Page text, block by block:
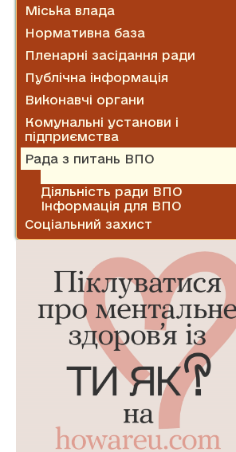
Міська влада
Нормативна база
Пленарні засідання ради
Публічна інформація
Виконавчі органи
Комунальні установи і
підприємства
Рада з питань ВПО
Діяльність ради ВПО
Інформація для ВПО
Соціальний захист